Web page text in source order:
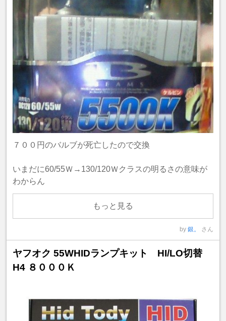
７００円のバルブが死亡したので交換
いまだに60/55Ｗ→130/120Ｗクラスの明るさの意味が
わからん
もっと見る
by 銀。 さん
ヤフオク 55WHIDランプキット HI/LO切替
H4 ８０００Ｋ